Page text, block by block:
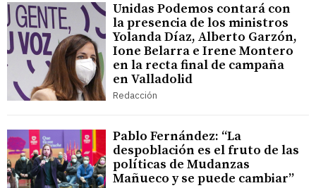
Unidas Podemos contará con
la presencia de los ministros
Yolanda Díaz, Alberto Garzón,
Ione Belarra e Irene Montero
en la recta final de campaña
en Valladolid
Redacción
Pablo Fernández: “La
despoblación es el fruto de las
políticas de Mudanzas
Mañueco y se puede cambiar”